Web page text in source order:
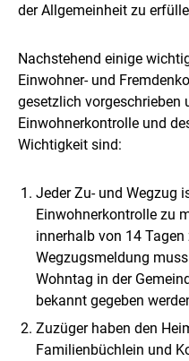
der Allgemeinheit zu
Nachstehend einige
Einwohner- und
gesetzlich vorgeschrieben
Einwohnerkontrolle und
Wichtigkeit sind:
Jeder Zu- und Wegzug
Einwohnerkontrolle zu
innerhalb von 14
Wegzugsmeldung
Wohntag in der
bekannt gegeben
Zuzüger haben den
Familienbüchlein und